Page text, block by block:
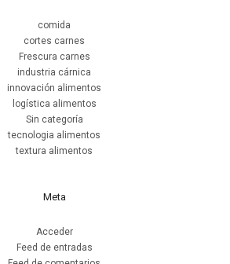
comida
cortes carnes
Frescura carnes
industria cárnica
innovación alimentos
logística alimentos
Sin categoría
tecnologia alimentos
textura alimentos
Meta
Acceder
Feed de entradas